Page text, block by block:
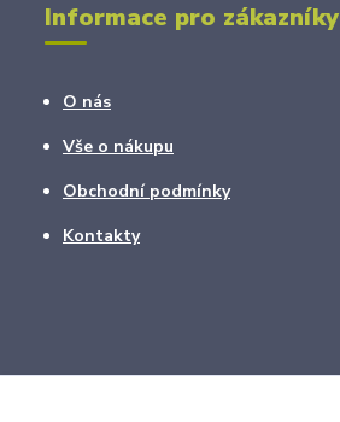
Informace pro zákazníky
O nás
Vše o nákupu
Obchodní podmínky
Kontakty